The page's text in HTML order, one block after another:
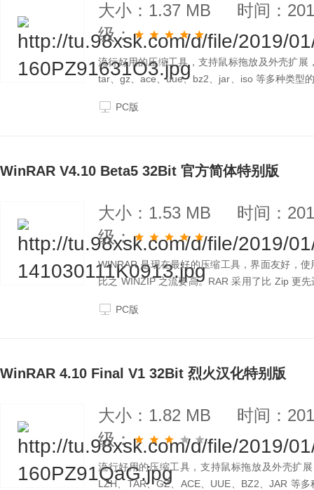
大小：1.37 MB
时间：
级：
流行好用的压缩工具，支持鼠标拖放及外壳扩
tar、gz、ace、uue、bz2、jar、iso 等多种类型
PC版
WinRAR V4.10 Beta5 32Bit 官方简体特别版
大小：1.53 MB
时间：
级：
WINRAR 是现在最好的压缩工具，界面友好，
比之 WINZIP 之流要高。RAR 采用了比 Zip 更
PC版
WinRAR 4.10 Final V1 32Bit 烈火汉化特别版
大小：1.82 MB
时间：
级：
流行好用的压缩工具，支持鼠标拖放及外壳扩
LZH、TAR、GZ、ACE、UUE、BZ2、JAR 等